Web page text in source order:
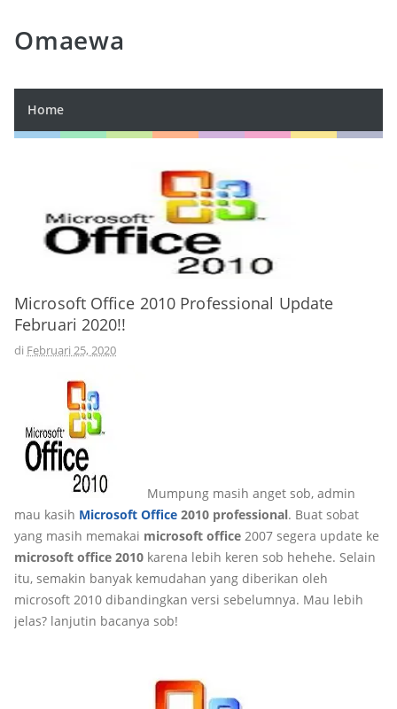
Omaewa
Home
Microsoft Office 2010 Professional Update
Februari 2020!!
di Februari 25, 2020
Mumpung masih anget sob, admin
mau kasih Microsoft Office 2010 professional. Buat sobat
yang masih memakai microsoft office 2007 segera update ke
microsoft office 2010 karena lebih keren sob hehehe. Selain
itu, semakin banyak kemudahan yang diberikan oleh
microsoft 2010 dibandingkan versi sebelumnya. Mau lebih
jelas? lanjutin bacanya sob!